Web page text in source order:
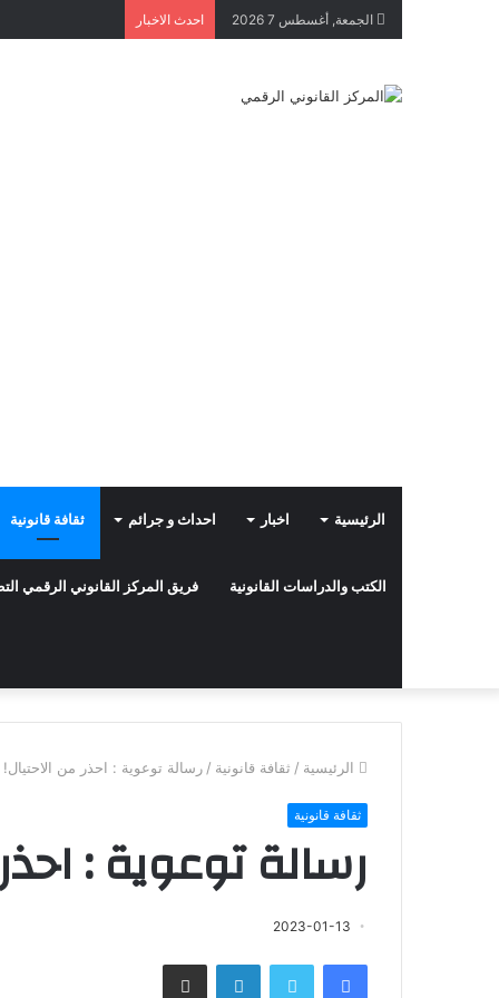
الجمعة, أغسطس 7 2026 احدث الاخبار
الرئيسية اخبار احداث و جرائم ثقافة قانونية
الكتب والدراسات القانونية فريق المركز القانوني الرقمي
الرئيسية / ثقافة قانونية / رسالة توعوية : احذر من الاحتيال!
ثقافة قانونية
رسالة توعوية :
2023-01-13
فيسبوك تويتر لينكدإن مشاركة عبر البريد